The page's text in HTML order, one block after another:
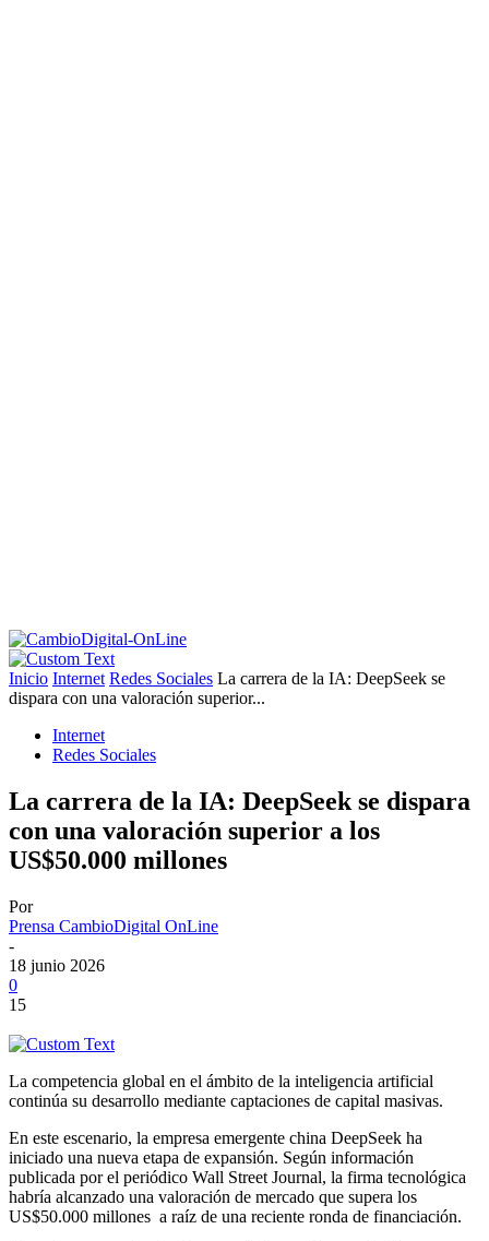
Inicio Internet Redes Sociales La carrera de la IA: DeepSeek se
dispara con una valoración superior...
Internet
Redes Sociales
La carrera de la IA: DeepSeek se dispara
con una valoración superior a los
US$50.000 millones
Por
Prensa CambioDigital OnLine
-
18 junio 2026
0
15
La competencia global en el ámbito de la inteligencia artificial
continúa su desarrollo mediante captaciones de capital masivas.
En este escenario, la empresa emergente china DeepSeek ha
iniciado una nueva etapa de expansión. Según información
publicada por el periódico Wall Street Journal, la firma tecnológica
habría alcanzado una valoración de mercado que supera los
US$50.000 millones a raíz de una reciente ronda de financiación.